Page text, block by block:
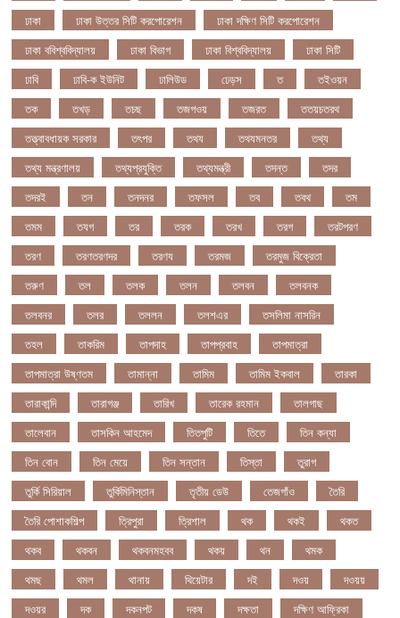
ঢাকা
ঢাকা উত্তর সিটি করপোরেশন
ঢাকা দক্ষিণ সিটি করপোরেশন
ঢাকা ববিশ্ববিদ্যালয়
ঢাকা বিভাগ ঢাকা বিশ্ববিদ্যালয়
ঢাকা সিটি
ঢাবি
ঢাবি-ক ইউনিট ঢালিউড ঢেড়স ত
তইওয়ন
তক
তখড় তচছ তজগওয় তজরত
ততয়চতরথ
তত্ত্বাবধায়ক সরকার
তৎপর তথয তথযমনতর
তথ্য
তথ্য মন্ত্রণালয়
তথ্যপ্রযুক্তি তথ্যমন্ত্রী তদন্ত
তদর
তদরই
তন তনদনর তফসল তব তবথ
তম
তমম
তযগ তর তরক তরখ তরগ
তরটপরণ
তরণ
তরণতরণদর তরণয তরমজ
তরমুজ বিক্রেতা
তরুণ
তল তলক তলন তলবন
তলবনক
তলবনর
তলর তললন তলশএর
তসলিমা নাসরিন
তহল
তাকরিম তাপদাহ তাপপ্রবাহ
তাপমাত্রা
তাপমাত্রা উষ্ণতম
তামান্না তামিম তামিম ইকবাল
তারকা
তারাকান্দি
তারাগঞ্জ তারিখ তারেক রহমান
তালগাছ
তালেবান
তাসকিন আহমেদ তিতপুটি তিতে
তিন কন্যা
তিন বোন
তিন মেয়ে তিন সন্তান তিস্তা
তুরাগ
তুর্কি সিরিয়াল
তুর্কিমিনিস্তান তৃতীয় ডেউ তেজগাঁও
তৈরি
তৈরি পোশাকশিল্প
ত্রিপুরা ত্রিশাল থক থকই
থকত
থকব
থকবন থকবনমহবব থকয় থন
থমক
থমছ
থমল থানায় থিয়েটার দই দওয়
দওয়য়
দওয়র
দক দকনপট দকষ দক্ষতা
দক্ষিণ আফ্রিকা